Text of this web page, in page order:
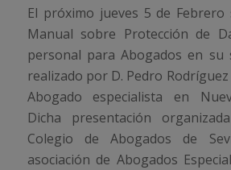
El próximo jueves 5 de
Manual sobre Protección de
personal para Abogados en su
realizado por D. Pedro
Abogado especialista en
Dicha presentación
Colegio de Abogados de
asociación de Abogados